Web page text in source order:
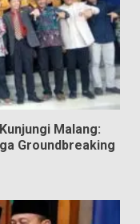
Malang:
Groundbreaking